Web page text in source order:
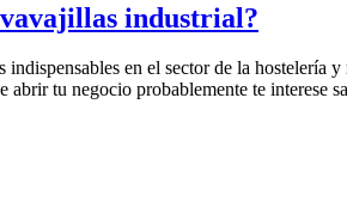
industrial?
en el sector de la
abrir tu negocio probablemente te interese